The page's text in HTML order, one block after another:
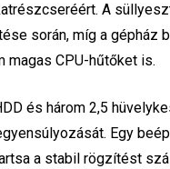
A
során, míg a
magas CPU-hűtőket is.
és három 2,5
Egy
a stabil rögzítést